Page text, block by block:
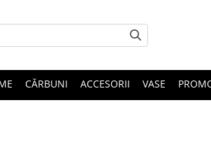
CĂRBUNI ACCESORII VASE